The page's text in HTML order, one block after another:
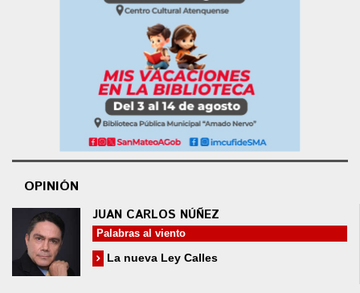
OPINIÓN
JUAN CARLOS NÚÑEZ
Palabras al viento
La nueva Ley Calles